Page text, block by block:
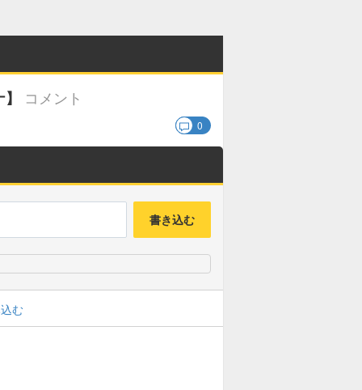
コメント
0
書き込む
む